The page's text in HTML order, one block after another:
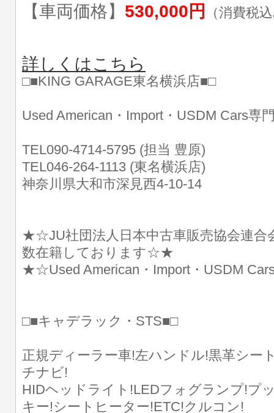
【車両価格】 530,000円 （消費税
詳しくはこちら
□■KING GARAGE東名横浜店■□
Used American・Import・USDM Cars専
TEL090-4714-5795 (担当 豊原)
TEL046-264-1113 (東名横浜店)
神奈川県大和市深見西4-10-14
★☆JU社団法人日本中古車販売協会連合
数在籍しております☆★
★☆Used American・Import・USDM
□■キャデラック・STS■□
正規ディーラー車!左ハンドル!黒革シー
チナビ!
HIDヘッドライト!LEDフォグランプ!プ
キー!シートヒーター!ETC!クルコン!